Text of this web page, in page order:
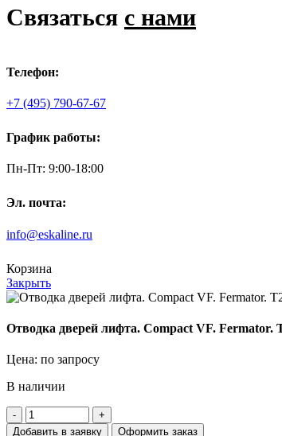
Связаться с нами
Телефон:
+7 (495) 790-67-67
График работы:
Пн-Пт: 9:00-18:00
Эл. почта:
info@eskaline.ru
Корзина
Закрыть
Отводка дверей лифта. Compact VF.
Цена: по запросу
В наличии
Количество
товара
Добавить в заявку Оформить заказ